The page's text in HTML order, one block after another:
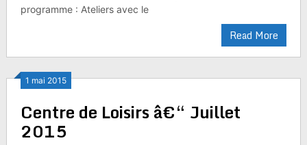
programme : Ateliers avec le
Read More
1 mai 2015
Centre de Loisirs â€“ Juillet
2015